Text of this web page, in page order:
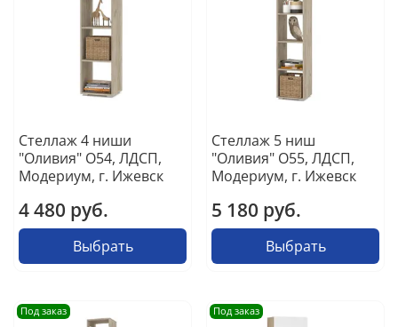
Стеллаж 4 ниши
"Оливия" О54, ЛДСП,
Модериум, г. Ижевск
4 480 руб.
Выбрать
Стеллаж 5 ниш
"Оливия" О55, ЛДСП,
Модериум, г. Ижевск
5 180 руб.
Выбрать
Под заказ Под заказ